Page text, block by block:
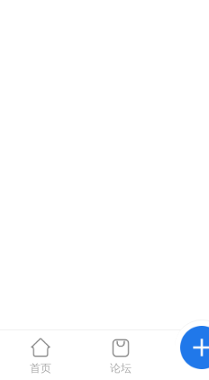
首页 论坛